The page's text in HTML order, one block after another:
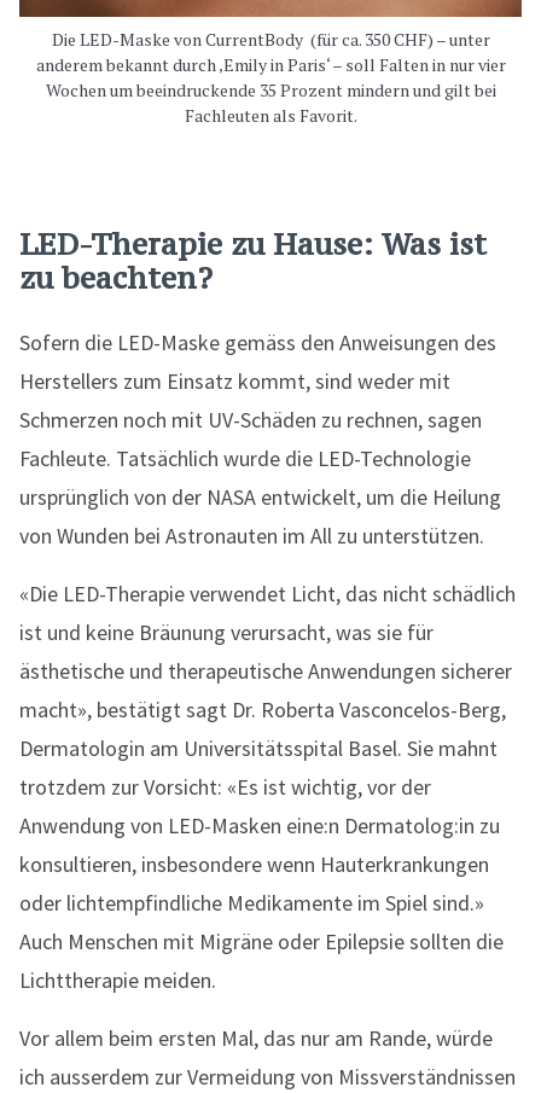
Die LED-Maske von CurrentBody (für ca. 350 CHF) – unter
anderem bekannt durch ‚Emily in Paris‘ – soll Falten in nur vier
Wochen um beeindruckende 35 Prozent mindern und gilt bei
Fachleuten als Favorit.
LED-Therapie zu Hause: Was ist
zu beachten?
Sofern die LED-Maske gemäss den Anweisungen des
Herstellers zum Einsatz kommt, sind weder mit
Schmerzen noch mit UV-Schäden zu rechnen, sagen
Fachleute. Tatsächlich wurde die LED-Technologie
ursprünglich von der NASA entwickelt, um die Heilung
von Wunden bei Astronauten im All zu unterstützen.
«Die LED-Therapie verwendet Licht, das nicht schädlich
ist und keine Bräunung verursacht, was sie für
ästhetische und therapeutische Anwendungen sicherer
macht», bestätigt sagt Dr. Roberta Vasconcelos-Berg,
Dermatologin am Universitätsspital Basel. Sie mahnt
trotzdem zur Vorsicht: «Es ist wichtig, vor der
Anwendung von LED-Masken eine:n Dermatolog:in zu
konsultieren, insbesondere wenn Hauterkrankungen
oder lichtempfindliche Medikamente im Spiel sind.»
Auch Menschen mit Migräne oder Epilepsie sollten die
Lichttherapie meiden.
Vor allem beim ersten Mal, das nur am Rande, würde
ich ausserdem zur Vermeidung von Missverständnissen